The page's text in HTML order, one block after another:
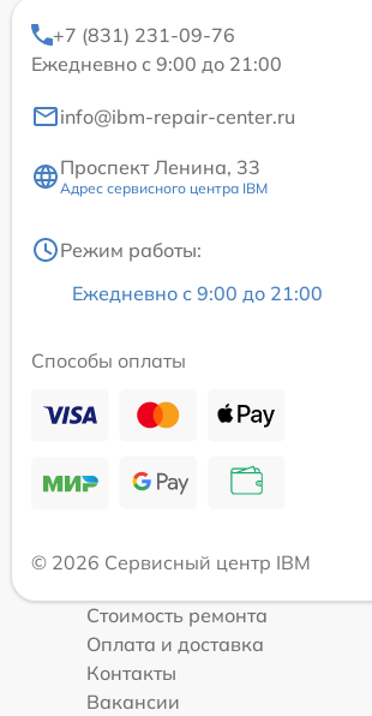
+7 (831) 231-09-76
Ежедневно с 9:00 до 21:00
info@ibm-repair-center.ru
Проспект Ленина, 33
Адрес сервисного центра IBM
Режим работы:
Ежедневно с 9:00 до 21:00
Способы оплаты
© 2026 Сервисный центр IBM
Стоимость ремонта
Оплата и доставка
Контакты
Вакансии